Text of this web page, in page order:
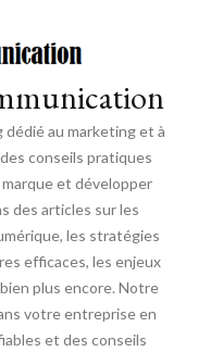
au marketing et à
conseils pratiques
et développer
des articles sur les
les stratégies
efficaces, les enjeux
plus encore. Notre
votre entreprise en
et des conseils